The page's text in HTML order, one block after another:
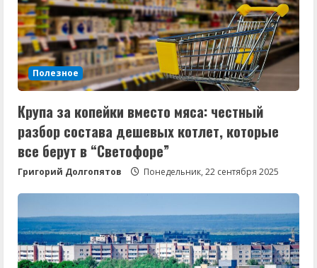
Полезное
Крупа за копейки вместо мяса: честный
разбор состава дешевых котлет, которые
все берут в “Светофоре”
Григорий Долгопятов Понедельник, 22 сентября 2025